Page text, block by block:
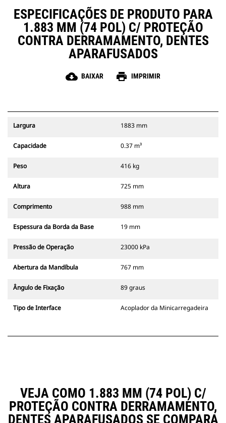
ESPECIFICAÇÕES DE PRODUTO PARA
1.883 MM (74 POL) C/ PROTEÇÃO
CONTRA DERRAMAMENTO, DENTES
APARAFUSADOS
cloud_download BAIXAR print IMPRIMIR
Largura 1883 mm
Capacidade 0.37 m³
Peso 416 kg
Altura 725 mm
Comprimento 988 mm
Espessura da Borda da Base 19 mm
Pressão de Operação 23000 kPa
Abertura da Mandíbula 767 mm
Ângulo de Fixação 89 graus
Tipo de Interface Acoplador da Minicarregadeira
VEJA COMO 1.883 MM (74 POL) C/
PROTEÇÃO CONTRA DERRAMAMENTO,
DENTES APARAFUSADOS SE COMPARA